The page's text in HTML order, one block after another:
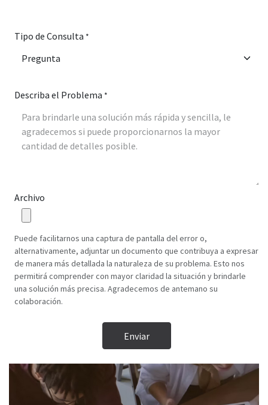
Tipo de Consulta *
Describa el Problema *
Archivo
Puede facilitarnos una captura de pantalla del error o,
alternativamente, adjuntar un documento que contribuya a expresar
de manera más detallada la naturaleza de su problema. Esto nos
permitirá comprender con mayor claridad la situación y brindarle
una solución más precisa. Agradecemos de antemano su
colaboración.
Enviar